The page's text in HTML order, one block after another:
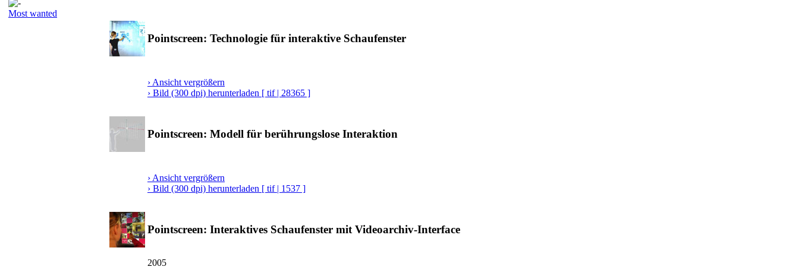
Most wanted
Pointscreen: Technologie für interaktive Schaufenster
› Ansicht vergrößern
› Bild (300 dpi) herunterladen [ tif | 28365 ]
Pointscreen: Modell für berührungslose Interaktion
› Ansicht vergrößern
› Bild (300 dpi) herunterladen [ tif | 1537 ]
Pointscreen: Interaktives Schaufenster mit Videoarchiv-Interface
2005